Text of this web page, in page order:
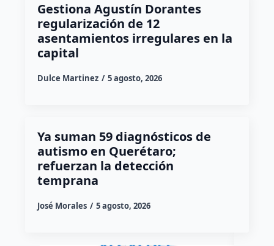
Gestiona Agustín Dorantes
regularización de 12
asentamientos irregulares en la
capital
Dulce Martinez 5 agosto, 2026
Ya suman 59 diagnósticos de
autismo en Querétaro;
refuerzan la detección
temprana
José Morales 5 agosto, 2026